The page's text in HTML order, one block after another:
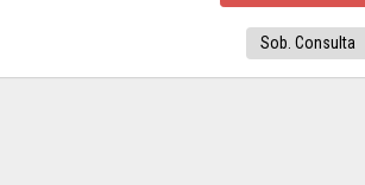
Sob. Consulta